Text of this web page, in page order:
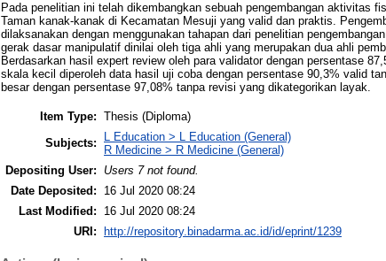
Pada penelitian ini telah dikembangkan sebuah pengembangan aktivitas
Taman kanak-kanak di Kecamatan Mesuji yang valid dan praktis.
dilaksanakan dengan menggunakan tahapan dari penelitian
gerak dasar manipulatif dinilai oleh tiga ahli yang merupakan dua ahli
Berdasarkan hasil expert review oleh para validator dengan persentase
skala kecil diperoleh data hasil uji coba dengan persentase 90,3% valid
besar dengan persentase 97,08% tanpa revisi yang dikategorikan layak.
Item Type: Thesis (Diploma)
Subjects:
L Education > L Education (General)
R Medicine > R Medicine (General)
Depositing User:
Users 7 not found.
Date Deposited:
16 Jul 2020 08:24
Last Modified:
16 Jul 2020 08:24
URI:
http://repository.binadarma.ac.id/id/eprint/1239